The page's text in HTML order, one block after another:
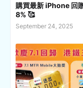
購買最新 iPhone 回
8% 🥰
September 24, 2025